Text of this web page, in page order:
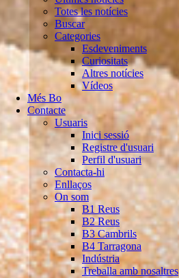
Totes les notícies
Buscar
Categories
Esdeveniments
Curiositats
Altres notícies
Vídeos
Més Bo
Contacte
Usuaris
Inici sessió
Registre d'usuari
Perfil d'usuari
Contacta-hi
Enllaços
On som
B1 Reus
B2 Reus
B3 Cambrils
B4 Tarragona
Indústria
Treballa amb nosaltres